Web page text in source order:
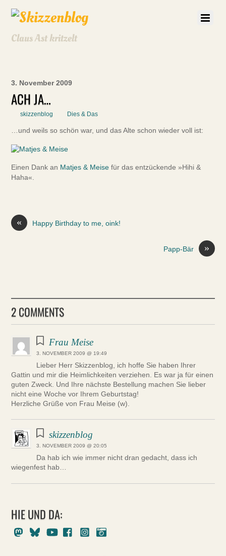
Claus Ast kritzelt
3. November 2009
ACH JA…
skizzenblog Dies & Das
…und weils so schön war, und das Alte schon wieder voll ist:
Einen Dank an Matjes & Meise für das entzückende »Hihi &
Haha«.
« Happy Birthday to me, oink!
»
Papp-Bär
2 COMMENTS
Frau Meise
3. NOVEMBER 2009 @ 19:49
Lieber Herr Skizzenblog, ich hoffe Sie haben Ihrer
Gattin und mir die Heimlichkeiten verziehen. Es war ja für einen
guten Zweck. Und Ihre nächste Bestellung machen Sie lieber
nicht eine Woche vor Ihrem Geburtstag!
Herzliche Grüße von Frau Meise (w).
skizzenblog
3. NOVEMBER 2009 @ 20:05
Da hab ich wie immer nicht dran gedacht, dass ich
wiegenfest hab…
HIE UND DA:
MastodonBlueskyYoutubeFacebookInstagram